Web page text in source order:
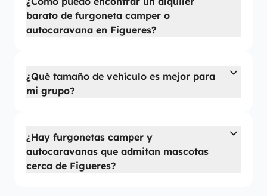
barato de furgoneta camper o
autocaravana en Figueres?
¿Qué tamaño de vehículo es mejor para
mi grupo?
¿Hay furgonetas camper y
autocaravanas que admitan mascotas
cerca de Figueres?